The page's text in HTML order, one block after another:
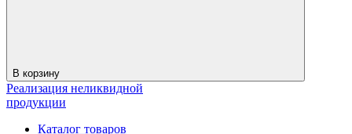
В корзину
Реализация неликвидной
продукции
Каталог товаров